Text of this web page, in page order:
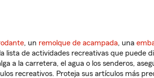
, un remolque de acampada, una
lista de actividades recreativas que puede
a la carretera, el agua o los senderos,
recreativos. Proteja sus artículos más